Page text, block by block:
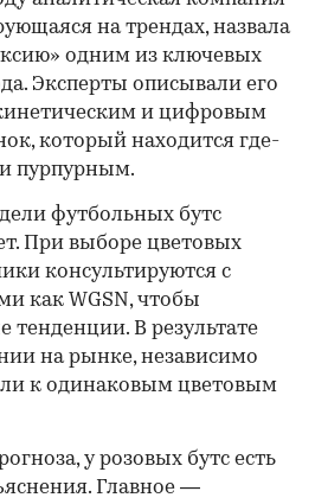
на трендах, назвала
одним из ключевых
Эксперты описывали его
и цифровым
который находится где-
пурпурным.
футбольных бутс
При выборе цветовых
консультируются с
как WGSN, чтобы
тенденции. В результате
на рынке, независимо
к одинаковым цветовым
у розовых бутс есть
Главное —